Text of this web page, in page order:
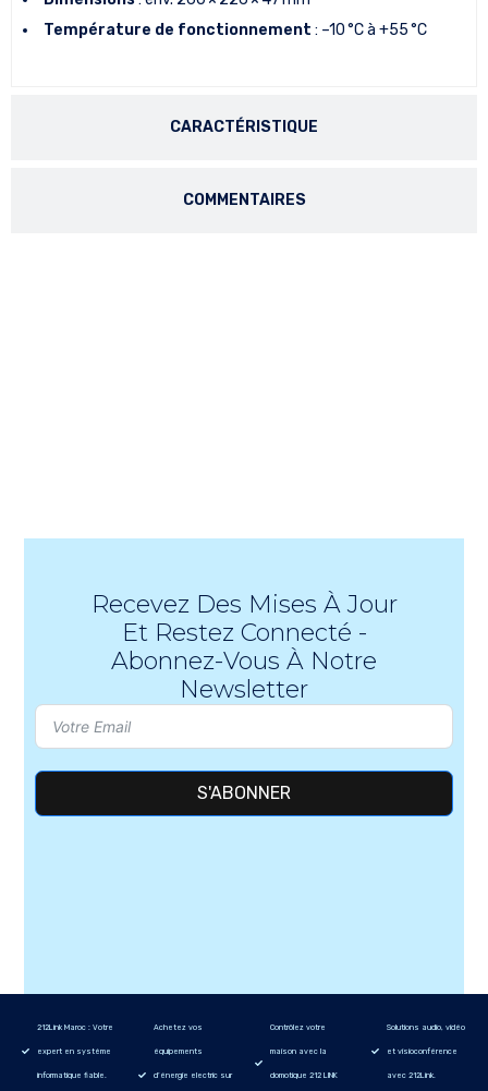
CARACTÉRISTIQUE
COMMENTAIRES
Température de fonctionnement : –10 °C à +55 °C
Recevez Des Mises À Jour
Et Restez Connecté -
Abonnez-Vous À Notre
Newsletter
S'ABONNER
212Link Maroc : Votre
expert en système
informatique fiable.
Achetez vos
équipements
d’énergie electric sur
Contrôlez votre
maison avec la
domotique 212 LINK
Solutions audio, vidéo
et visioconférence
avec 212Link.